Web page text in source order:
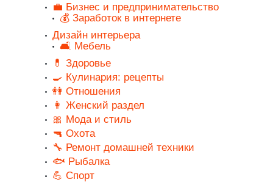
💼 Бизнес и предпринимательство
💰 Заработок в интернете
Дизайн интерьера
🛋️ Мебель
💊 Здоровье
🍳 Кулинария: рецепты
👭 Отношения
👩 Женский раздел
🎀 Мода и стиль
🔫 Охота
🔧 Ремонт домашней техники
🐟 Рыбалка
💪 Спорт